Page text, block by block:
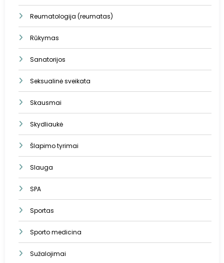
Reumatologija (reumatas)
Rūkymas
Sanatorijos
Seksualinė sveikata
Skausmai
Skydliaukė
Šlapimo tyrimai
Slauga
SPA
Sportas
Sporto medicina
Sužalojimai